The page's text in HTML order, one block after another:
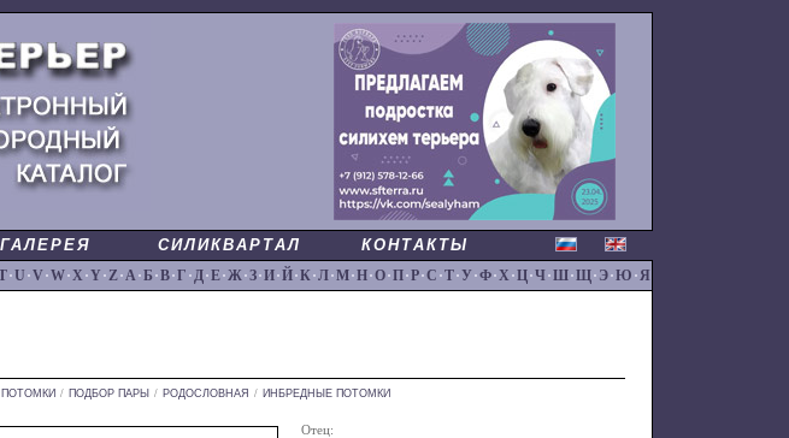
СИЛИКВАРТАЛ КОНТАКТЫ
·U ·V·W·X·Y ·Z·А·Б·В·Г ·Д·Е·Ж·З·И·Й·К·Л·М·Н·О·П·Р·С ·Т·У·Ф·Х·Ц·Ч·Ш·Щ· Э·Ю ·Я
ПОТОМКИ / ПОДБОР ПАРЫ / РОДОСЛОВНАЯ / ИНБРЕДНЫЕ ПОТОМКИ
Отец: